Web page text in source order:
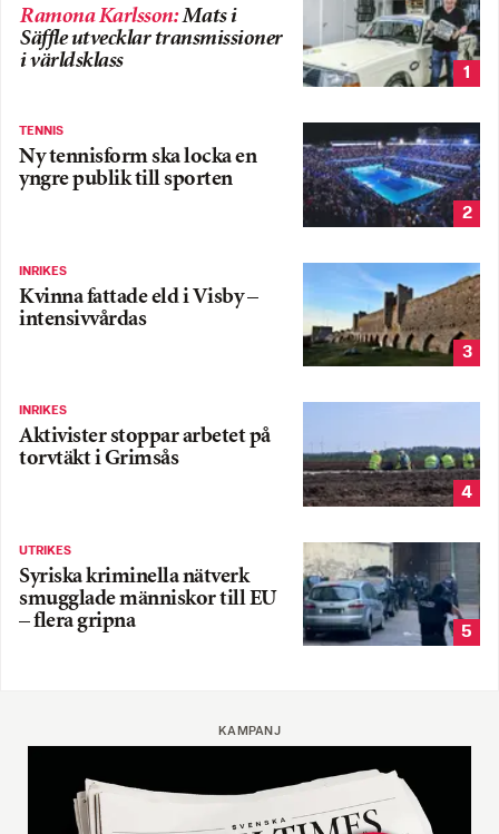
Ramona Karlsson:Mats i
Säffle utvecklar transmissioner
i världsklass
1
TENNIS
Ny tennisform ska locka en
yngre publik till sporten
2
INRIKES
Kvinna fattade eld i Visby –
intensivvårdas
3
INRIKES
Aktivister stoppar arbetet på
torvtäkt i Grimsås
4
UTRIKES
Syriska kriminella nätverk
smugglade människor till EU
– flera gripna
5
KAMPANJ